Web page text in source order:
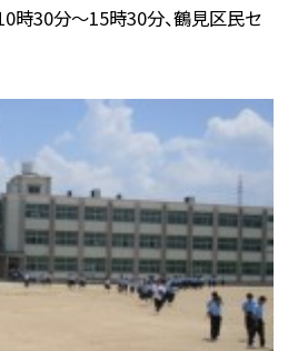
時30分～15時30分、鶴見区民セ